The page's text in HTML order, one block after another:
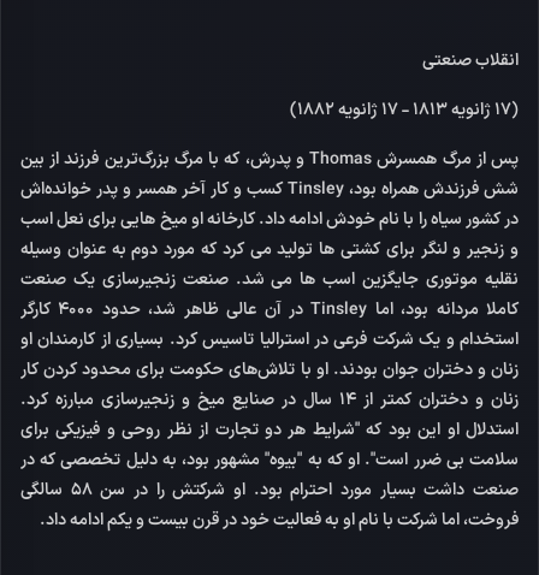
انقلاب صنعتی
(17 ژانویه 1813 - 17 ژانویه 1882)
پس از مرگ همسرش Thomas و پدرش، که با مرگ بزرگ‌ترین فرزند از بین
شش فرزندش همراه بود، Tinsley کسب و کار آخر همسر و پدر خوانده‌اش
در کشور سیاه را با نام خودش ادامه داد. کارخانه او میخ هایی برای نعل اسب
و زنجیر و لنگر برای کشتی ها تولید می کرد که مورد دوم به عنوان وسیله
نقلیه موتوری جایگزین اسب ها می شد. صنعت زنجیرسازی یک صنعت
کاملا مردانه بود، اما Tinsley در آن عالی ظاهر شد، حدود 4000 کارگر
استخدام و یک شرکت فرعی در استرالیا تاسیس کرد. بسیاری از کارمندان او
زنان و دختران جوان بودند. او با تلاش‌های حکومت برای محدود کردن کار
زنان و دختران کمتر از 14 سال در صنایع میخ و زنجیرسازی مبارزه کرد.
استدلال او این بود که "شرایط هر دو تجارت از نظر روحی و فیزیکی برای
سلامت بی ضرر است". او که به "بیوه" مشهور بود، به دلیل تخصصی که در
صنعت داشت بسیار مورد احترام بود. او شرکتش را در سن 58 سالگی
فروخت، اما شرکت با نام او به فعالیت خود در قرن بیست و یکم ادامه داد.